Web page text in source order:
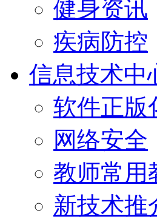
健身资讯
疾病防控
信息技术中
软件正版
网络安全
教师常用
新技术推